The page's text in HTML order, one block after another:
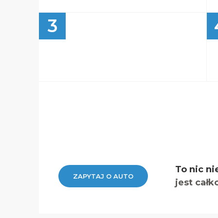
3
ZAPYTAJ O AUTO
To nic
jest